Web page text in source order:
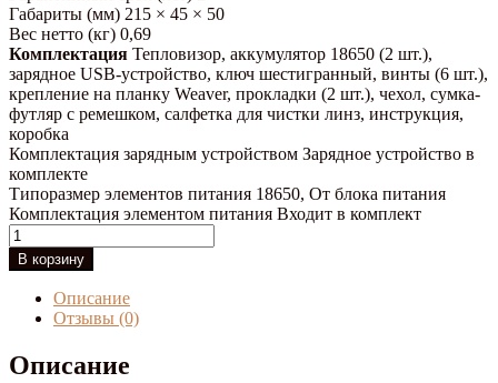
Габариты (мм) 215 × 45 × 50
Вес нетто (кг) 0,69
Комплектация Тепловизор, аккумулятор 18650 (2 шт.),
зарядное USB-устройство, ключ шестигранный, винты (6 шт.),
крепление на планку Weaver, прокладки (2 шт.), чехол, сумка-
футляр с ремешком, салфетка для чистки линз, инструкция,
коробка
Комплектация зарядным устройством Зарядное устройство в
комплекте
Типоразмер элементов питания 18650, От блока питания
Комплектация элементом питания Входит в комплект
Количество
товара
Тепловизионный
прицел
NNPO
SPEAR-
335
LRF
В корзину
Описание
Отзывы (0)
Описание